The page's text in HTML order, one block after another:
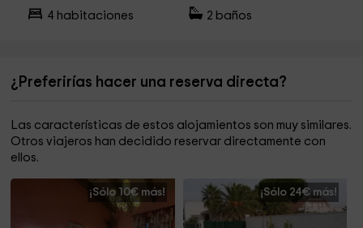
4 habitaciones 2 baños
¿Preferirías hacer una reserva directa?
Las características de estos alojamientos son muy similares.
Otros viajeros han decidido reservar directamente con
ellos.
¡Sólo 10€ más! ¡Sólo 24€ más!